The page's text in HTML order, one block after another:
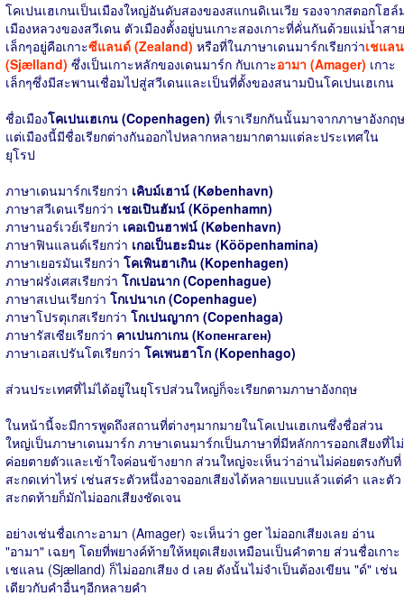
โคเปนเฮเกนเป็นเมืองใหญ่อันดับสองของสแกนดิเนเวีย รองจากสตอกโฮล์
เมืองหลวงของสวีเดน ตัวเมืองตั้งอยู่บนเกาะสองเกาะที่คั่นกันด้วยแม่น้ำสาย
เล็กๆอยู่คือเกาะซีแลนด์ (Zealand) หรือที่ในภาษาเดนมาร์กเรียกว่าเชแลน
(Sjælland) ซึ่งเป็นเกาะหลักของเดนมาร์ก กับเกาะอามา (Amager) เกาะ
เล็กๆซึ่งมีสะพานเชื่อมไปสู่สวีเดนและเป็นที่ตั้งของสนามบินโคเปนเฮเกน
ชื่อเมืองโคเปนเฮเกน (Copenhagen) ที่เราเรียกกันนั้นมาจากภาษาอังกฤษ
แต่เมืองนี้มีชื่อเรียกต่างกันออกไปหลากหลายมากตามแต่ละประเทศใน
ยุโรป
ภาษาเดนมาร์กเรียกว่า เคิบม์เฮาน์ (København)
ภาษาสวีเดนเรียกว่า เชอเปินฮัมน์ (Köpenhamn)
ภาษานอร์เวย์เรียกว่า เคอเบินฮาฟน์ (København)
ภาษาฟินแลนด์เรียกว่า เกอเป็นฮะมินะ (Kööpenhamina)
ภาษาเยอรมันเรียกว่า โคเพินฮาเกิน (Kopenhagen)
ภาษาฝรั่งเศสเรียกว่า โกเปอนาก (Copenhague)
ภาษาสเปนเรียกว่า โกเปนาเก (Copenhague)
ภาษาโปรตุเกสเรียกว่า โกเปนญากา (Copenhaga)
ภาษารัสเซียเรียกว่า คาเปนกาเกน (Копенгаген)
ภาษาเอสเปรันโตเรียกว่า โคเพนฮาโก (Kopenhago)
ส่วนประเทศที่ไม่ได้อยู่ในยุโรปส่วนใหญ่ก็จะเรียกตามภาษาอังกฤษ
ในหน้านี้จะมีการพูดถึงสถานที่ต่างๆมากมายในโคเปนเฮเกนซึ่งชื่อส่วน
ใหญ่เป็นภาษาเดนมาร์ก ภาษาเดนมาร์กเป็นภาษาที่มีหลักการออกเสียงที่ไม่
ค่อยตายตัวและเข้าใจค่อนข้างยาก ส่วนใหญ่จะเห็นว่าอ่านไม่ค่อยตรงกับที่
สะกดเท่าไหร่ เช่นสระตัวหนึ่งอาจออกเสียงได้หลายแบบแล้วแต่คำ และตัว
สะกดท้ายก็มักไม่ออกเสียงชัดเจน
อย่างเช่นชื่อเกาะอามา (Amager) จะเห็นว่า ger ไม่ออกเสียงเลย อ่าน
"อามา" เฉยๆ โดยที่พยางค์ท้ายให้หยุดเสียงเหมือนเป็นคำตาย ส่วนชื่อเกาะ
เชแลน (Sjælland) ก็ไม่ออกเสียง d เลย ดังนั้นไม่จำเป็นต้องเขียน "ด์" เช่น
เดียวกับคำอื่นๆอีกหลายคำ